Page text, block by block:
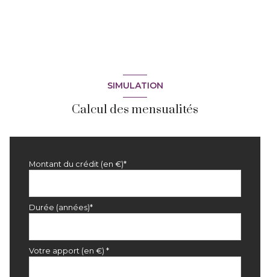
SIMULATION
Calcul des mensualités
Montant du crédit (en €)*
Durée (années)*
Votre apport (en €) *